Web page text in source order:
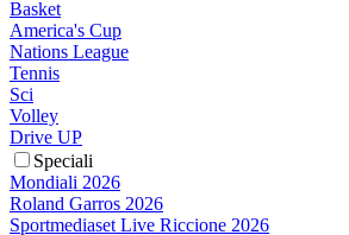
Basket
America's Cup
Nations League
Tennis
Sci
Volley
Drive UP
Speciali
Mondiali 2026
Roland Garros 2026
Sportmediaset Live Riccione 2026